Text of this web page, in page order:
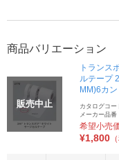
商品バリエーション
販売中止
トランス
ルテープ
MM)6カン
カタログコー
メーカー品
希望小売
¥1,800